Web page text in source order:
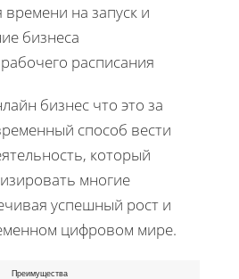
на запуск и
бизнеса
расписания
бизнес что это за
способ вести
который
многие
успешный рост и
цифровом мире.
Преимущества